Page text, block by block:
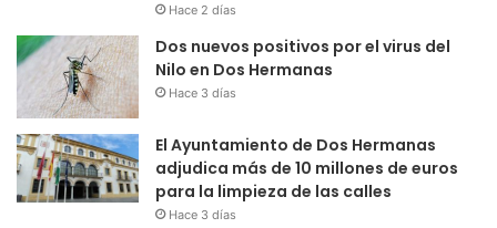
Hace 2 días
Dos nuevos positivos por el virus del
Nilo en Dos Hermanas
Hace 3 días
El Ayuntamiento de Dos Hermanas
adjudica más de 10 millones de euros
para la limpieza de las calles
Hace 3 días